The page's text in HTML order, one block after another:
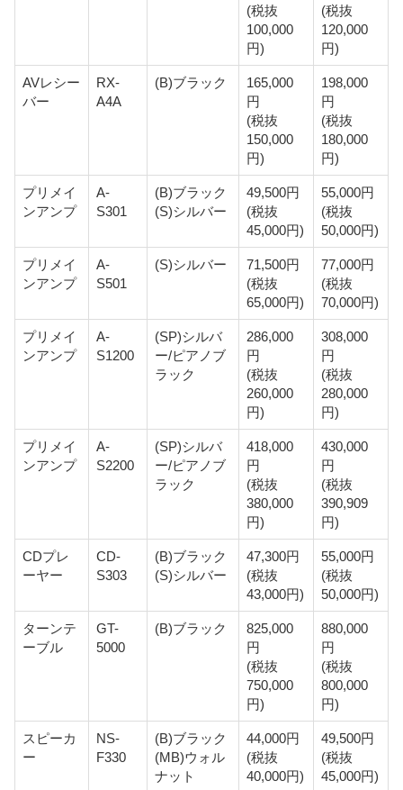
(税抜
100,000
円)
(税抜
120,000
円)
AVレシー
バー
RX-
A4A
(B)ブラック
165,000
円
(税抜
150,000
円)
198,000
円
(税抜
180,000
円)
プリメイ
ンアンプ
A-
S301
(B)ブラック
(S)シルバー
49,500円
(税抜
45,000円)
55,000円
(税抜
50,000円)
プリメイ
ンアンプ
A-
S501
(S)シルバー
71,500円
(税抜
65,000円)
77,000円
(税抜
70,000円)
プリメイ
ンアンプ
A-
S1200
(SP)シルバ
ー/ピアノブ
ラック
286,000
円
(税抜
260,000
円)
308,000
円
(税抜
280,000
円)
プリメイ
ンアンプ
A-
S2200
(SP)シルバ
ー/ピアノブ
ラック
418,000
円
(税抜
380,000
円)
430,000
円
(税抜
390,909
円)
CDプレ
ーヤー
CD-
S303
(B)ブラック
(S)シルバー
47,300円
(税抜
43,000円)
55,000円
(税抜
50,000円)
ターンテ
ーブル
GT-
5000
(B)ブラック
825,000
円
(税抜
750,000
円)
880,000
円
(税抜
800,000
円)
スピーカ
ー
NS-
F330
(B)ブラック
(MB)ウォル
ナット
44,000円
(税抜
40,000円)
49,500円
(税抜
45,000円)